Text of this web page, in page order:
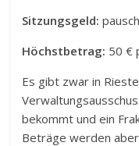
Sitzungsgeld:
Höchstbetrag: 50 €
Es gibt zwar in
bekommt und ein
Beträge werden